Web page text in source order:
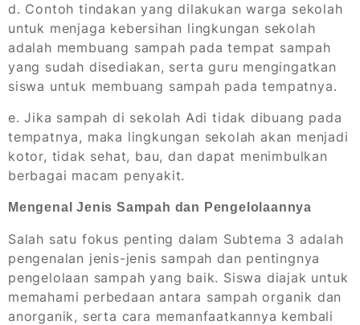
d. Contoh tindakan yang dilakukan warga sekolah
untuk menjaga kebersihan lingkungan sekolah
adalah membuang sampah pada tempat sampah
yang sudah disediakan, serta guru mengingatkan
siswa untuk membuang sampah pada tempatnya.
e. Jika sampah di sekolah Adi tidak dibuang pada
tempatnya, maka lingkungan sekolah akan menjadi
kotor, tidak sehat, bau, dan dapat menimbulkan
berbagai macam penyakit.
Mengenal Jenis Sampah dan Pengelolaannya
Salah satu fokus penting dalam Subtema 3 adalah
pengenalan jenis-jenis sampah dan pentingnya
pengelolaan sampah yang baik. Siswa diajak untuk
memahami perbedaan antara sampah organik dan
anorganik, serta cara memanfaatkannya kembali